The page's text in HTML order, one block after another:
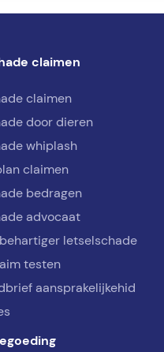
claimen
claimen
door dieren
whiplash
claimen
bedragen
advocaat
letselschade
testen
aansprakelijkehid